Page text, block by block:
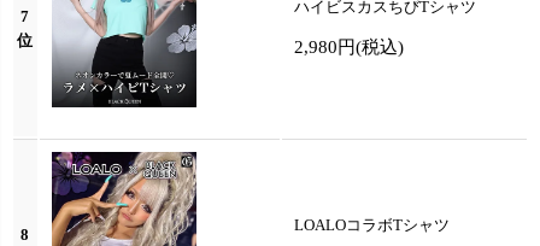
7
位
ハイビスカスちびTシャツ
2,980円(税込)
8
LOALOコラボTシャツ